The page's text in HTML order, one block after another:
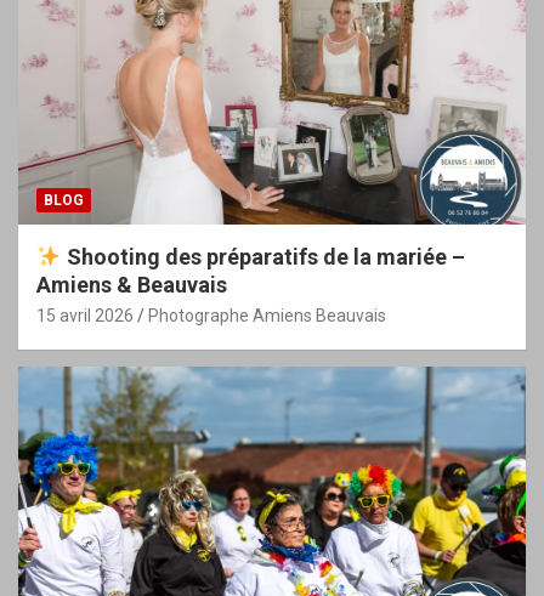
BLOG
Shooting des préparatifs de la mariée –
Amiens & Beauvais
15 avril 2026 Photographe Amiens Beauvais